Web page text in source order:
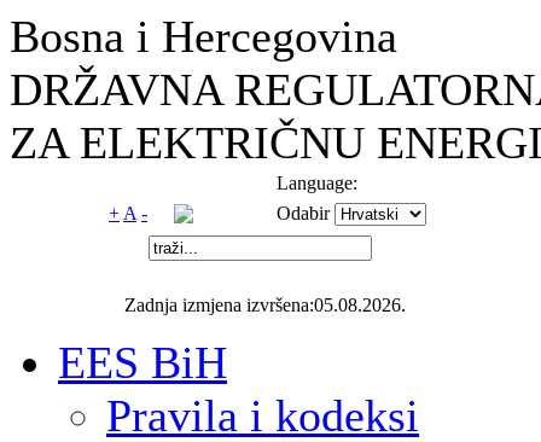
Bosna i Hercegovina
DRŽAVNA
ZA ELEKTRIČNU
Language:
+ A - Odabir
Zadnja izmjena izvršena:05.08.2026.
EES BiH
Pravila i kodeksi